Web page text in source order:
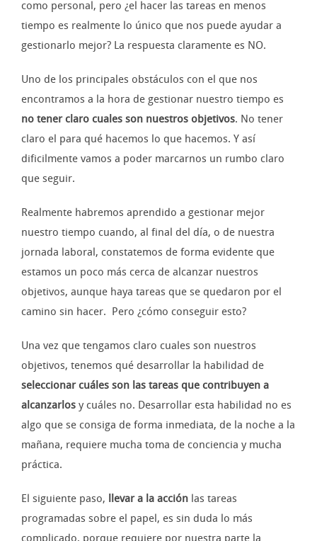
como personal, pero ¿el hacer las tareas en menos
tiempo es realmente lo único que nos puede ayudar a
gestionarlo mejor? La respuesta claramente es NO.
Uno de los principales obstáculos con el que nos
encontramos a la hora de gestionar nuestro tiempo es
no tener claro cuales son nuestros objetivos. No tener
claro el para qué hacemos lo que hacemos. Y así
dificilmente vamos a poder marcarnos un rumbo claro
que seguir.
Realmente habremos aprendido a gestionar mejor
nuestro tiempo cuando, al final del día, o de nuestra
jornada laboral, constatemos de forma evidente que
estamos un poco más cerca de alcanzar nuestros
objetivos, aunque haya tareas que se quedaron por el
camino sin hacer. Pero ¿cómo conseguir esto?
Una vez que tengamos claro cuales son nuestros
objetivos, tenemos qué desarrollar la habilidad de
seleccionar cuáles son las tareas que contribuyen a
alcanzarlos y cuáles no. Desarrollar esta habilidad no es
algo que se consiga de forma inmediata, de la noche a la
mañana, requiere mucha toma de conciencia y mucha
práctica.
El siguiente paso, llevar a la acción las tareas
programadas sobre el papel, es sin duda lo más
complicado, porque requiere por nuestra parte la